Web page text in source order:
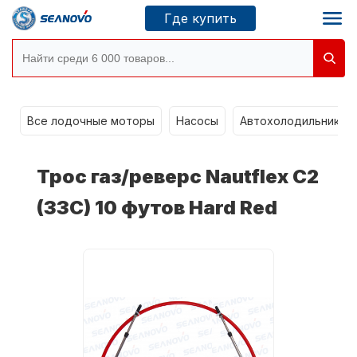
Где купить
Новосибирск
Где купить
Моторы SEANOVO
Все лодочные моторы Насосы Автохолодильники
Трос газ/реверс Nautflex C2
(33C) 10 футов Hard Red